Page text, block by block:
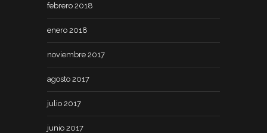
febrero 2018
enero 2018
noviembre 2017
agosto 2017
julio 2017
junio 2017